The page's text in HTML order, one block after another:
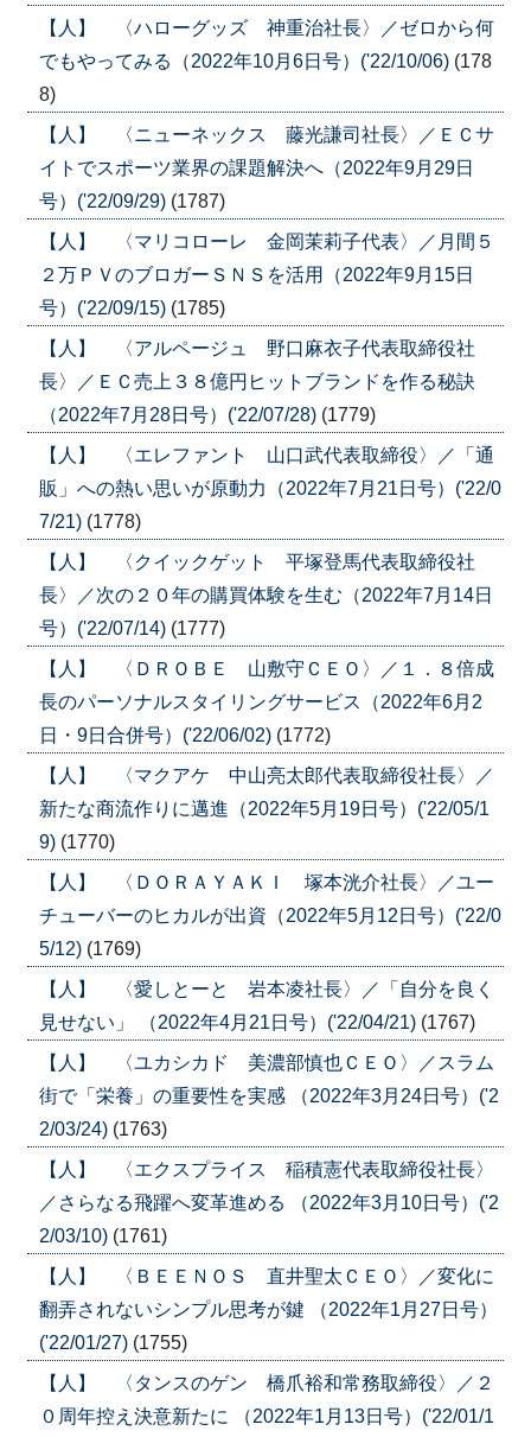
【人】 〈ハローグッズ 神重治社長〉／ゼロから何
でもやってみる（2022年10月6日号）('22/10/06) (178
8)
【人】 〈ニューネックス 藤光謙司社長〉／ＥＣサ
イトでスポーツ業界の課題解決へ（2022年9月29日
号）('22/09/29) (1787)
【人】 〈マリコローレ 金岡茉莉子代表〉／月間５
２万ＰＶのブロガーＳＮＳを活用（2022年9月15日
号）('22/09/15) (1785)
【人】 〈アルページュ 野口麻衣子代表取締役社
長〉／ＥＣ売上３８億円ヒットブランドを作る秘訣
（2022年7月28日号）('22/07/28) (1779)
【人】 〈エレファント 山口武代表取締役〉／「通
販」への熱い思いが原動力（2022年7月21日号）('22/0
7/21) (1778)
【人】 〈クイックゲット 平塚登馬代表取締役社
長〉／次の２０年の購買体験を生む（2022年7月14日
号）('22/07/14) (1777)
【人】 〈ＤＲＯＢＥ 山敷守ＣＥＯ〉／１．８倍成
長のパーソナルスタイリングサービス（2022年6月2
日・9日合併号）('22/06/02) (1772)
【人】 〈マクアケ 中山亮太郎代表取締役社長〉／
新たな商流作りに邁進（2022年5月19日号）('22/05/1
9) (1770)
【人】 〈ＤＯＲＡＹＡＫＩ 塚本洸介社長〉／ユー
チューバーのヒカルが出資（2022年5月12日号）('22/0
5/12) (1769)
【人】 〈愛しとーと 岩本凌社長〉／「自分を良く
見せない」 （2022年4月21日号）('22/04/21) (1767)
【人】 〈ユカシカド 美濃部慎也ＣＥＯ〉／スラム
街で「栄養」の重要性を実感 （2022年3月24日号）('2
2/03/24) (1763)
【人】 〈エクスプライス 稲積憲代表取締役社長〉
／さらなる飛躍へ変革進める （2022年3月10日号）('2
2/03/10) (1761)
【人】 〈ＢＥＥＮＯＳ 直井聖太ＣＥＯ〉／変化に
翻弄されないシンプル思考が鍵 （2022年1月27日号）
('22/01/27) (1755)
【人】 〈タンスのゲン 橋爪裕和常務取締役〉／２
０周年控え決意新たに （2022年1月13日号）('22/01/1